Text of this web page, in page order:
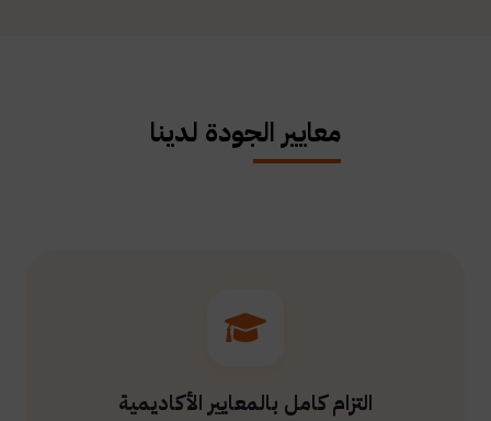
معايير الجودة لدينا
التزام كامل بالمعايير الأكاديمية